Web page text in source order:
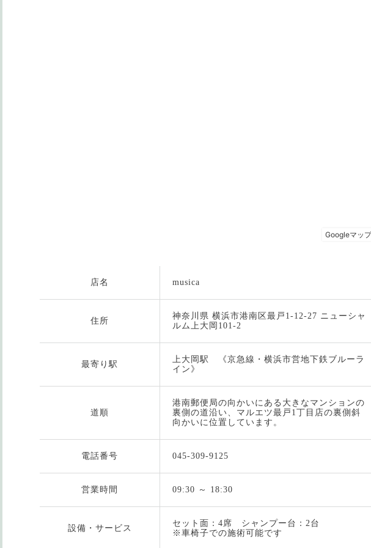
店名 musica
住所
神奈川県 横浜市港南区最戸1-12-27 ニューシャ
ルム上大岡101-2
最寄り駅
上大岡駅 《京急線・横浜市営地下鉄ブルーラ
イン》
道順
港南郵便局の向かいにある大きなマンションの
裏側の道沿い、マルエツ最戸1丁目店の裏側斜
向かいに位置しています。
電話番号 045-309-9125
営業時間 09:30 ～ 18:30
設備・サービス
セット面：4席 シャンプー台：2台
※車椅子での施術可能です